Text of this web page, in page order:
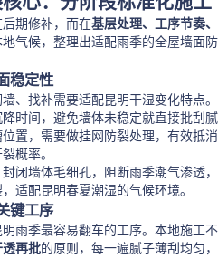
期修补，而在基层处理、工序节奏、
气候，整理出适配雨季的全屋墙面防
稳定性
、找补需要适配昆明干湿变化特点。
时间，避免墙体未稳定就直接批刮腻
置，需要做挂网防裂处理，有效抵消
概率。
闭墙体毛细孔，阻断雨季潮气渗透，
适配昆明春夏潮湿的气候环境。
键工序
雨季最容易翻车的工序。本地施工不
再批的原则，每一遍腻子薄刮均匀，